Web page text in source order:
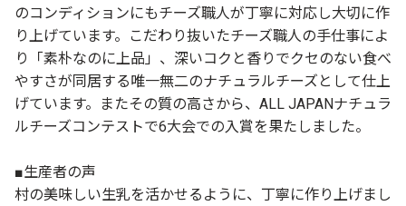
のコンディションにもチーズ職人が丁寧に対応し大切に作
り上げています。こだわり抜いたチーズ職人の手仕事によ
り「素朴なのに上品」、深いコクと香りでクセのない食べ
やすさが同居する唯一無二のナチュラルチーズとして仕上
げています。またその質の高さから、ALL JAPANナチュラ
ルチーズコンテストで6大会での入賞を果たしました。
■生産者の声
村の美味しい生乳を活かせるように、丁寧に作り上げまし